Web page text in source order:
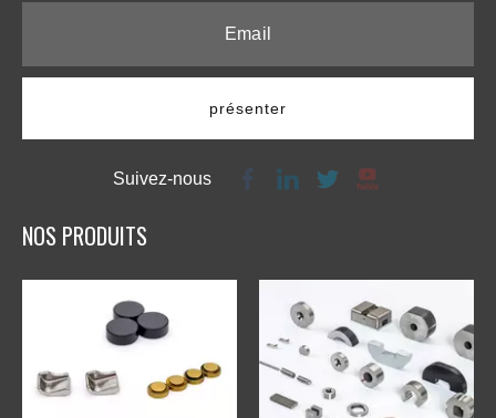
présenter
Suivez-nous
NOS PRODUITS